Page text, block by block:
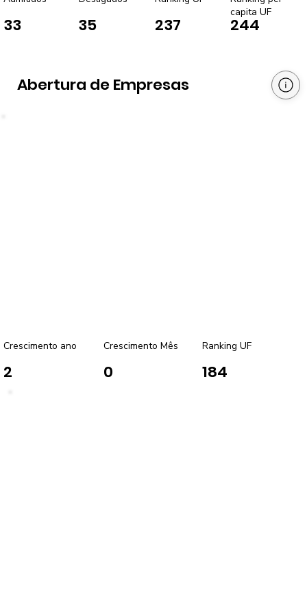
33 35 237 244
capita UF
Abertura de Empresas
2
Crescimento ano
0 184
Ranking UF
Crescimento Mês